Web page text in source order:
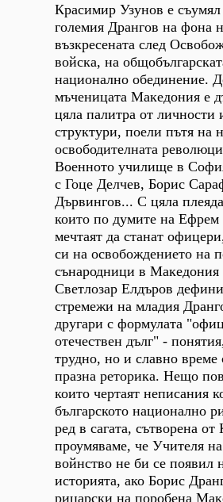
Красимир Узунов е съумял
големия Дрангов на фона
възкресената след
войска, на
национално обединение.
мъченицата Македония е
цяла палитра от личности
структури, поели пътя на
освободителната
Военното училище в
с Гоце Делчев, Борис
Дървингов... С цяла
които по думите на
мечтаят да станат
си на освобождението на
сънародници в
Светлозар Елдъров
стремежи на младия
другари с формулата
отечествен дълг" -
трудно, но и славно време
празна реторика. Нещо
които чертаят неписания
българското национално
ред в сагата, сътворена
проумяваме, че Учителя на
войнство не би се появил
историята, ако Борис
рицарски на поробена